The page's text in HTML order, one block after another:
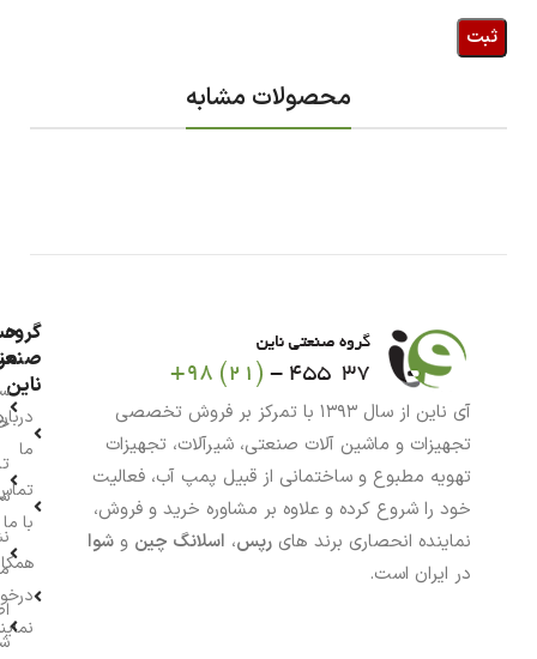
محصولات مشابه
آی ناین از سال ۱۳۹۳ با تمرکز بر فروش تخصصی
تجهیزات و ماشین آلات صنعتی، شیرآلات، تجهیزات
تهویه مطبوع و ساختمانی از قبیل پمپ آب، فعالیت
خود را شروع کرده و علاوه بر مشاوره خرید و فروش،
نماینده انحصاری برند های رپس، اسلانگ چین و شوا
در ایران است.
گروه
ناین
ما
با ما